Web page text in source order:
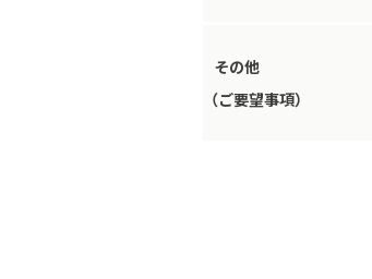
その他
（ご要望事項）